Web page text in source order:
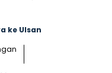
ke Ulsan